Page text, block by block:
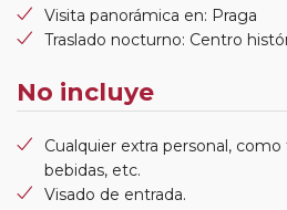
Visita panorámica en: Praga
Traslado nocturno: Centro
No incluye
Cualquier extra personal,
bebidas, etc.
Visado de entrada.